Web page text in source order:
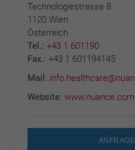
Technologiestrasse 8
1120 Wien
Österreich
Tel.: +43 1 601190
Fax.: +43 1 601194145
Mail:
Website: www.nuance.com